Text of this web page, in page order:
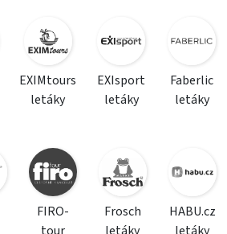
EXIMtours
letáky
EXIsport
letáky
Faberlic
letáky
FIRO-
tour
Frosch
letáky
HABU.cz
letáky